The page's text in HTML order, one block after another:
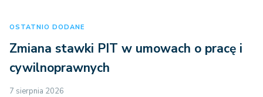
OSTATNIO DODANE
Zmiana stawki PIT w umowach o pracę i
cywilnoprawnych
7 sierpnia 2026